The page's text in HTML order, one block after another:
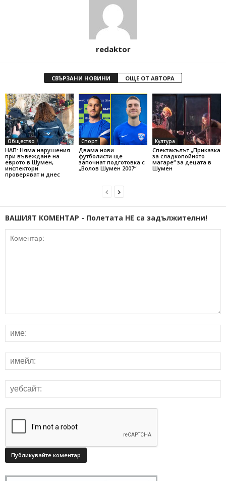
redaktor
СВЪРЗАНИ НОВИНИ ОЩЕ ОТ АВТОРА
Общество
НАП: Няма нарушения
при въвеждане на
еврото в Шумен,
инспектори
проверяват и днес
Спорт
Двама нови
футболисти ще
започнат подготовка с
„Волов Шумен 2007“
Култура
Спектакълът „Приказка
за сладкопойното
магаре“ за децата в
Шумен
ВАШИЯТ КОМЕНТАР - Полетата НЕ са задължителни!